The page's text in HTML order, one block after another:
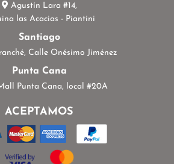
Agustín Lara #14,
las Acacias - Piantini
Santiago
Calle Onésimo Jiménez
Punta Cana
Punta Cana, local #20A
ACEPTAMOS